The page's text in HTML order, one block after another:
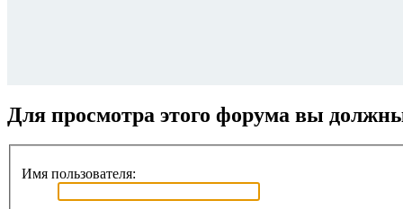
Для просмотра этого форума вы
Имя пользователя: